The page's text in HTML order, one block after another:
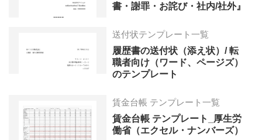
書・謝罪・お詫び・社内/社外』
送付状テンプレート一覧
履歴書の送付状（添え状）/ 転
職者向け（ワード、ページズ）
のテンプレート
賃金台帳 テンプレート一覧
賃金台帳 テンプレート_厚生労
働省（エクセル・ナンバーズ）